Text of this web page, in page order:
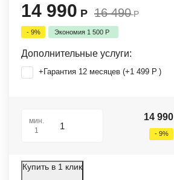
14 990 Р 16 490 Р
- 9% Экономия 1 500 Р
Дополнительные услуги:
+Гарантия 12 месяцев (+1 499 Р )
мин.
1
14 990
- 9%
Купить в 1 клик